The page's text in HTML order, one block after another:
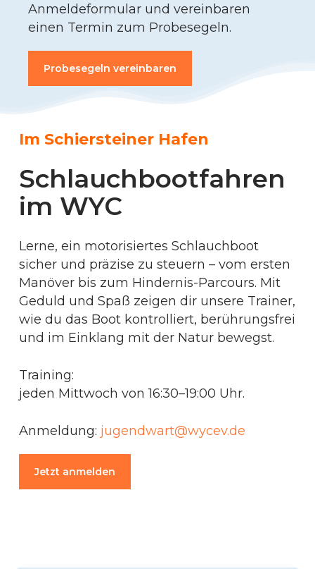
Anmeldeformular und vereinbaren
einen Termin zum Probesegeln.
Probesegeln vereinbaren
Im Schiersteiner Hafen
Schlauchbootfahren
im WYC
Lerne, ein motorisiertes Schlauchboot
sicher und präzise zu steuern – vom ersten
Manöver bis zum Hindernis-Parcours. Mit
Geduld und Spaß zeigen dir unsere Trainer,
wie du das Boot kontrolliert, berührungsfrei
und im Einklang mit der Natur bewegst.
Training:
jeden Mittwoch von 16:30–19:00 Uhr.
Anmeldung: jugendwart@wycev.de
Jetzt anmelden